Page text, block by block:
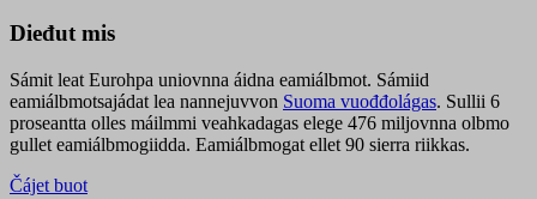
Dieđut mis
Sámit leat Eurohpa uniovnna áidna eamiálbmot. Sámiid
eamiálbmotsajádat lea nannejuvvon Suoma vuođđolágas. Sullii 6
proseantta olles máilmmi veahkadagas elege 476 miljovnna olbmo
gullet eamiálbmogiidda. Eamiálbmogat ellet 90 sierra riikkas.
Čájet buot